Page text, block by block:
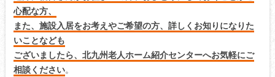
心配な方、
また、施設入居をお考えやご希望の方、詳しくお知りになりた
いことなども
ございましたら、北九州老人ホーム紹介センターへお気軽にご
相談ください。